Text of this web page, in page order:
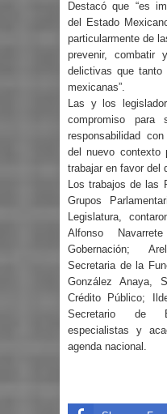
Destacó que “es
del Estado
particularmente de
prevenir, combatir
delictivas que
mexicanas”.
Las y los
compromiso
responsabilidad
del nuevo contexto
trabajar en favor del
Los trabajos de las
Grupos
Legislatura,
Alfonso
Gobernación;
Secretaria de la
González Anaya,
Crédito Público;
Secretario de
especialistas y
agenda nacional.